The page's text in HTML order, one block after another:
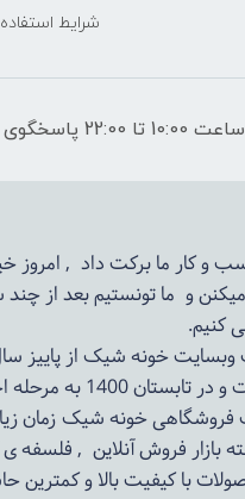
شرایط
شما هستیم
و کار ما برکت داد , امروز
و ما تونستیم بعد از
کنیم.
شیک از پاییز سال 1399در دستور کار
به مرحله اجرا رسید.
فروشگاهیخونه شیکزمان
بازار فروش آنلاین , فلسفه
با کیفیت بالا و